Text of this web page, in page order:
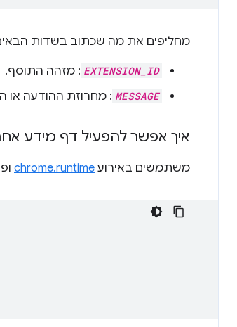
מחליפים את מה שכתוב בשדות
EXTENSION_ID : מזהה התוסף.
MESSAGE : מחרוזת ההודעה או
איך אפשר להפעיל דף מידע
משתמשים באירוע chrome.runtime